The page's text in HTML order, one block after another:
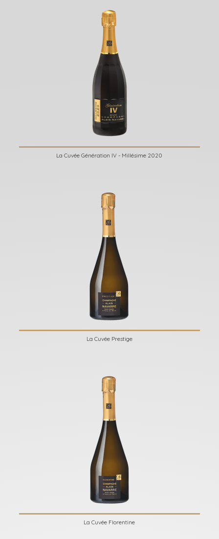
La Cuvée Génération IV - Millésime 2020
La Cuvée Prestige
La Cuvée Florentine